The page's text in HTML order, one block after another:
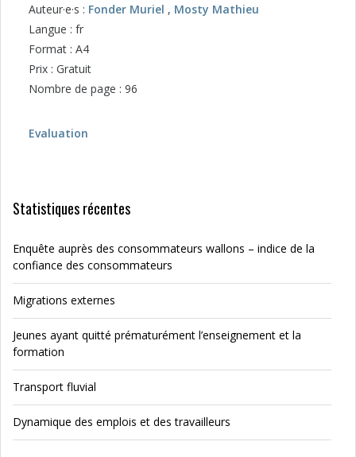
Auteur·e·s : Fonder Muriel , Mosty Mathieu
Langue : fr
Format : A4
Prix : Gratuit
Nombre de page : 96
Evaluation
Statistiques récentes
Enquête auprès des consommateurs wallons – indice de la
confiance des consommateurs
Migrations externes
Jeunes ayant quitté prématurément l’enseignement et la
formation
Transport fluvial
Dynamique des emplois et des travailleurs